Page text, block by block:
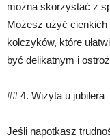
można skorzystać z
Możesz użyć
kolczyków, które
być delikatnym i
## 4. Wizyta u jubilera
Jeśli napotkasz